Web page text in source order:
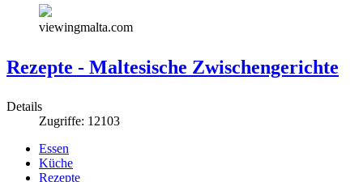
viewingmalta.com
Rezepte - Maltesische Zwischengerichte
Details
Zugriffe: 12103
Essen
Küche
Rezepte